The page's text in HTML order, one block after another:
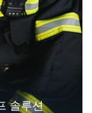
솔루션
섬유 솔
솔루션
솔루션